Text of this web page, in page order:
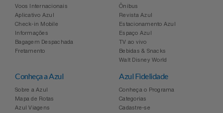
Voos Internacionais
Aplicativo Azul
Check-in Mobile
Informações
Bagagem Despachada
Fretamento
Ônibus
Revista Azul
Estacionamento Azul
Espaço Azul
TV ao vivo
Bebidas & Snacks
Walt Disney World
Conheça a Azul
Sobre a Azul
Mapa de Rotas
Azul Viagens
Azul Fidelidade
Conheça o Programa
Categorias
Cadastre-se